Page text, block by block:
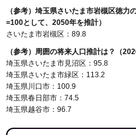
（参考）埼玉県さいたま市岩槻区徳
=100として、2050年を推計）
さいたま市岩槻区：89.8
（参考）周囲の将来人口推計は？（
埼玉県さいたま市見沼区：95.8
埼玉県さいたま市緑区：113.2
埼玉県川口市：100.9
埼玉県春日部市：74.5
埼玉県越谷市：96.7